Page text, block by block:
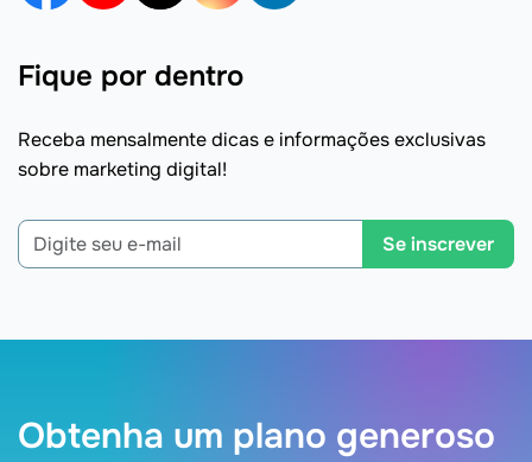
Fique por dentro
Receba mensalmente dicas e informações exclusivas
sobre marketing digital!
Se inscrever
Obtenha um plano generoso